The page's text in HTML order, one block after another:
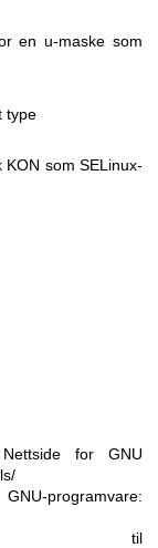
en u-maske som
type
KON som SELinux-
Nettside for GNU
til